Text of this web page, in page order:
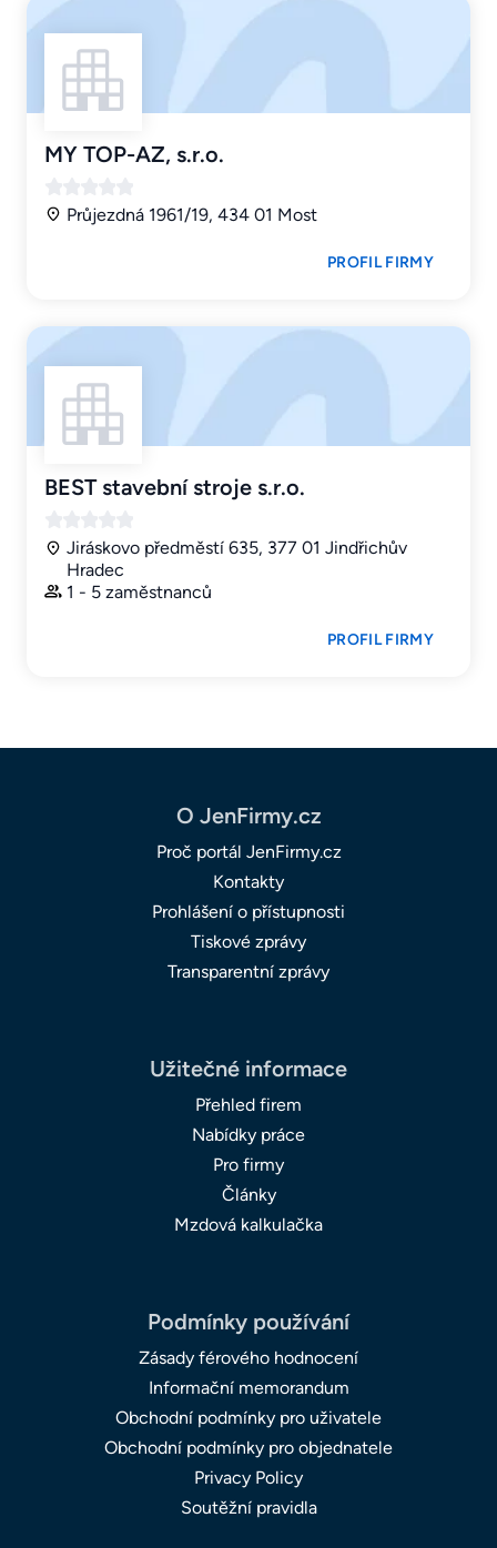
MY TOP-AZ, s.r.o.
Průjezdná 1961/19, 434 01 Most
PROFIL FIRMY
BEST stavební stroje s.r.o.
Jiráskovo předměstí 635, 377 01 Jindřichův
Hradec
1 - 5 zaměstnanců
PROFIL FIRMY
O JenFirmy.cz
Proč portál JenFirmy.cz
Kontakty
Prohlášení o přístupnosti
Tiskové zprávy
Transparentní zprávy
Užitečné informace
Přehled firem
Nabídky práce
Pro firmy
Články
Mzdová kalkulačka
Podmínky používání
Zásady férového hodnocení
Informační memorandum
Obchodní podmínky pro uživatele
Obchodní podmínky pro objednatele
Privacy Policy
Soutěžní pravidla